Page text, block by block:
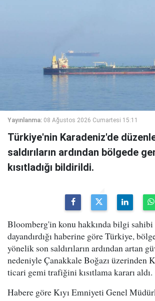
Yayınlanma: 08 Ağustos 2026 Cumartesi 15:11
Türkiye'nin Karadeniz'de
saldırıların ardından bölgede
kısıtladığı bildirildi.
Bloomberg'in konu hakkında bilgi
dayandırdığı haberine göre Türkiye,
yönelik son saldırıların ardından artan
nedeniyle Çanakkale Boğazı üzerinden
ticari gemi trafiğini kısıtlama kararı aldı.
Habere göre Kıyı Emniyeti Genel